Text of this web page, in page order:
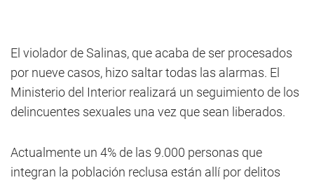
El violador de Salinas, que acaba de ser procesados
por nueve casos, hizo saltar todas las alarmas. El
Ministerio del Interior realizará un seguimiento de los
delincuentes sexuales una vez que sean liberados.
Actualmente un 4% de las 9.000 personas que
integran la población reclusa están allí por delitos